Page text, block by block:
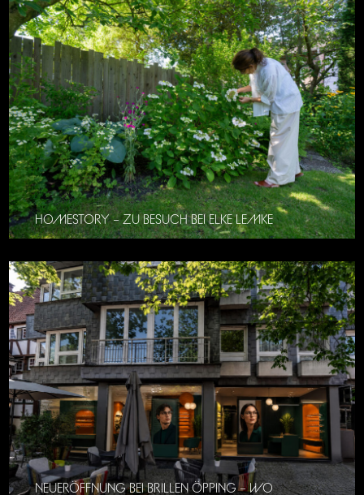
HOMESTORY – ZU BESUCH BEI ELKE LEMKE
NEUERÖFFNUNG BEI BRILLEN ÖPPING – WO